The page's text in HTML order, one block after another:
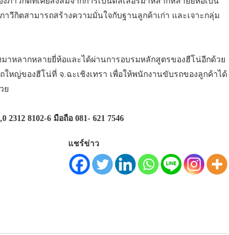
กิตสามารถสร้างความมั่นใจกับฐานลูกค้าเก่า และเจาะกลุ่ม
หลากหลายยี่ห้อและได้ผ่านการอบรมหลักสูตรของฮีโน่อีกด้วย
หญ่ของฮีโน่ที่ จ.ฉะเชิงเทรา เพื่อให้พนักงานขับรถของลูกค้าได้
ย
2312 8102-6 มือถือ 081- 621 7546
แชร์ข่าว